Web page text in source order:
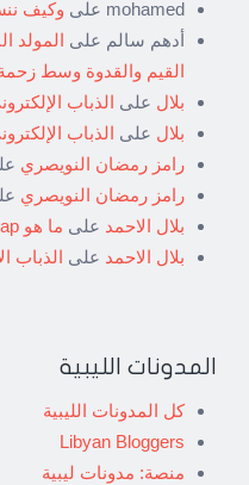
mohamed على وكيف
أدهم سالم على المولد
القيم والقدوة وسط
بلال على الذباب
بلال على الذباب
رامز رمضان النويصري
رامز رمضان النويصري
بلال الاحمد على ما هو Liveuamap
بلال الاحمد على الذباب
المدونات الليبية
كل المدونات الليبية
Libyan Bloggers
منصة: مدونات ليبية